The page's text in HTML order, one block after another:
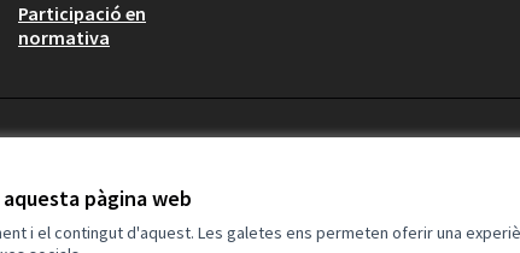
pàgina web
i el contingut d'aquest. Les galetes ens permeten oferir una
Participació en
normativa